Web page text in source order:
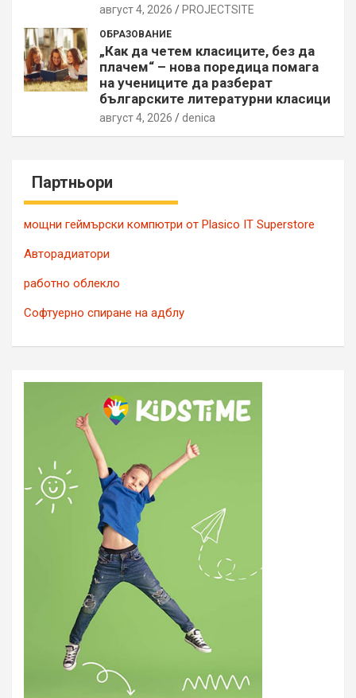
август 4, 2026 PROJECTSITЕ
ОБРАЗОВАНИЕ
„Как да четем класиците, без да
плачем“ – нова поредица помага
на учениците да разберат
българските литературни класици
август 4, 2026 denica
Партньори
мощни геймърски компютри от Plasico IT Superstore
Авторадиатори
работно облекло
Софтуерно спиране на адблу